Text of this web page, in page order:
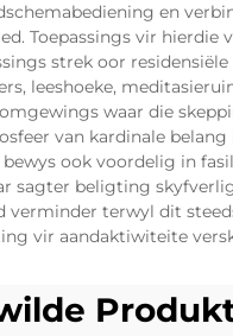
en
Toepassings vir hierdie
strek oor residensiële
leeshoeke,
waar die
van kardinale belang
ook voordelig in
sagter beligting
verminder terwyl dit
vir aandaktiwiteite